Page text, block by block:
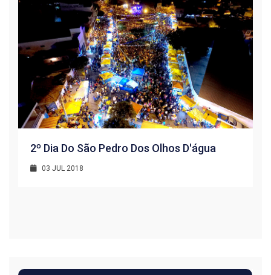
2º Dia Do São Pedro Dos Olhos D'água
03 JUL 2018